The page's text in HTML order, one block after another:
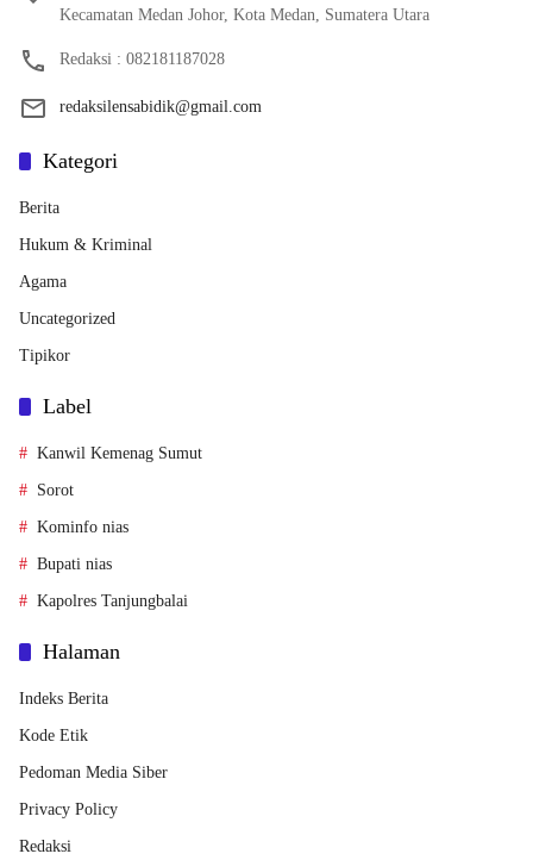
Kecamatan Medan Johor, Kota Medan, Sumatera Utara
Redaksi : 082181187028
redaksilensabidik@gmail.com
Kategori
Berita
Hukum & Kriminal
Agama
Uncategorized
Tipikor
Label
Kanwil Kemenag Sumut
Sorot
Kominfo nias
Bupati nias
Kapolres Tanjungbalai
Halaman
Indeks Berita
Kode Etik
Pedoman Media Siber
Privacy Policy
Redaksi